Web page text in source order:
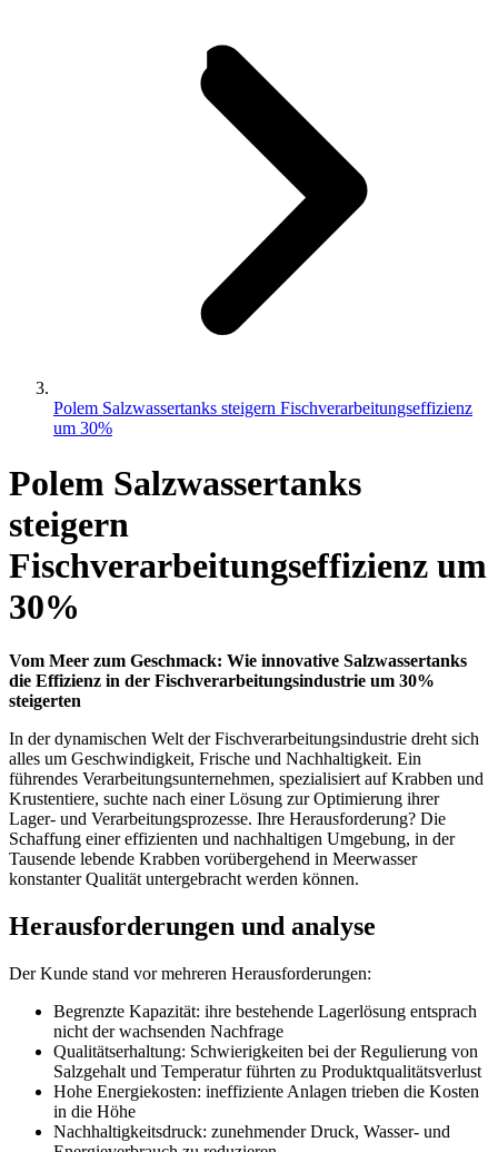
Polem Salzwassertanks steigern Fischverarbeitungseffizienz
um 30%
Polem Salzwassertanks
steigern
Fischverarbeitungseffizienz um
30%
Vom Meer zum Geschmack: Wie innovative Salzwassertanks
die Effizienz in der Fischverarbeitungsindustrie um 30%
steigerten
In der dynamischen Welt der Fischverarbeitungsindustrie dreht sich
alles um Geschwindigkeit, Frische und Nachhaltigkeit. Ein
führendes Verarbeitungsunternehmen, spezialisiert auf Krabben und
Krustentiere, suchte nach einer Lösung zur Optimierung ihrer
Lager- und Verarbeitungsprozesse. Ihre Herausforderung? Die
Schaffung einer effizienten und nachhaltigen Umgebung, in der
Tausende lebende Krabben vorübergehend in Meerwasser
konstanter Qualität untergebracht werden können.
Herausforderungen und analyse
Der Kunde stand vor mehreren Herausforderungen:
Begrenzte Kapazität: ihre bestehende Lagerlösung entsprach
nicht der wachsenden Nachfrage
Qualitätserhaltung: Schwierigkeiten bei der Regulierung von
Salzgehalt und Temperatur führten zu Produktqualitätsverlust
Hohe Energiekosten: ineffiziente Anlagen trieben die Kosten
in die Höhe
Nachhaltigkeitsdruck: zunehmender Druck, Wasser- und